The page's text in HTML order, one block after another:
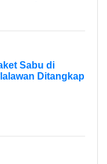
Sabu di
Ditangkap